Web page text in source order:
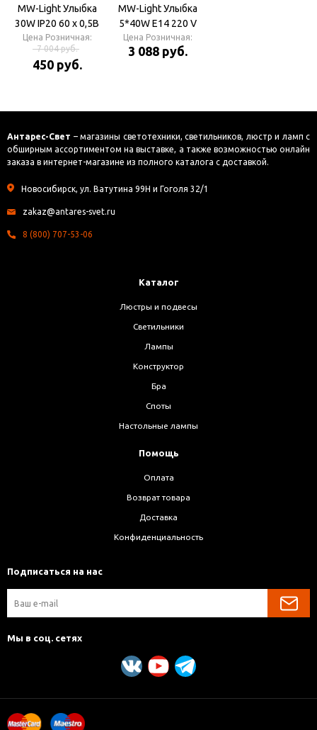
MW-Light Улыбка
30W IP20 60 x 0,5В
Люстра
Цена Розничная:
7 004 руб.
450 руб.
MW-Light Улыбка
5*40W E14 220 V
Цена Розничная:
3 088 руб.
Антарес-Свет – магазины светотехники, светильников, люстр и ламп с
обширным ассортиментом на выставке, а также возможностью онлайн
заказа в интернет-магазине из полного каталога с доставкой.
Новосибирск, ул. Ватутина 99Н и Гоголя 32/1
zakaz@antares-svet.ru
8 (800) 707-53-06
Каталог
Люстры и подвесы
Светильники
Лампы
Конструктор
Бра
Споты
Настольные лампы
Помощь
Оплата
Возврат товара
Доставка
Конфиденциальность
Подписаться на нас
Мы в соц. сетях